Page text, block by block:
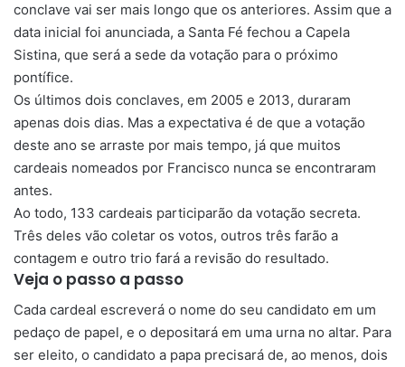
conclave vai ser mais longo que os anteriores. Assim que a
data inicial foi anunciada, a Santa Fé fechou a Capela
Sistina, que será a sede da votação para o próximo
pontífice.
Os últimos dois conclaves, em 2005 e 2013, duraram
apenas dois dias. Mas a expectativa é de que a votação
deste ano se arraste por mais tempo, já que muitos
cardeais nomeados por Francisco nunca se encontraram
antes.
Ao todo, 133 cardeais participarão da votação secreta.
Três deles vão coletar os votos, outros três farão a
contagem e outro trio fará a revisão do resultado.
Veja o passo a passo
Cada cardeal escreverá o nome do seu candidato em um
pedaço de papel, e o depositará em uma urna no altar. Para
ser eleito, o candidato a papa precisará de, ao menos, dois